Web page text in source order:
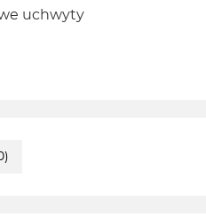
uchwyty